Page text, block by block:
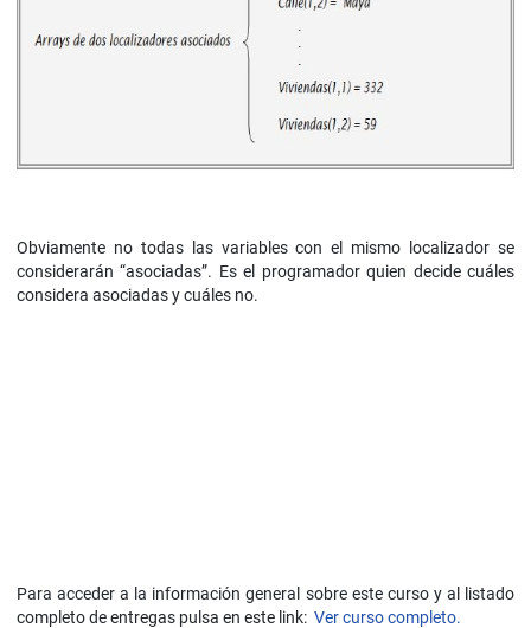
Obviamente no todas las variables con el mismo localizador se
considerarán “asociadas”. Es el programador quien decide cuáles
considera asociadas y cuáles no.
Para acceder a la información general sobre este curso y al listado
completo de entregas pulsa en este link: Ver curso completo.